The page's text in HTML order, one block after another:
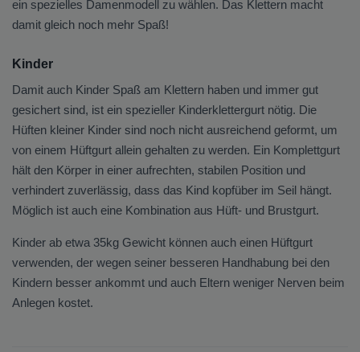
ein spezielles Damenmodell zu wählen. Das Klettern macht
damit gleich noch mehr Spaß!
Kinder
Damit auch Kinder Spaß am Klettern haben und immer gut
gesichert sind, ist ein spezieller Kinderklettergurt nötig. Die
Hüften kleiner Kinder sind noch nicht ausreichend geformt, um
von einem Hüftgurt allein gehalten zu werden. Ein Komplettgurt
hält den Körper in einer aufrechten, stabilen Position und
verhindert zuverlässig, dass das Kind kopfüber im Seil hängt.
Möglich ist auch eine Kombination aus Hüft- und Brustgurt.
Kinder ab etwa 35kg Gewicht können auch einen Hüftgurt
verwenden, der wegen seiner besseren Handhabung bei den
Kindern besser ankommt und auch Eltern weniger Nerven beim
Anlegen kostet.